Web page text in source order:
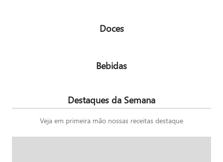
Doces
Bebidas
Destaques da Semana
Veja em primeira mão nossas receitas destaque